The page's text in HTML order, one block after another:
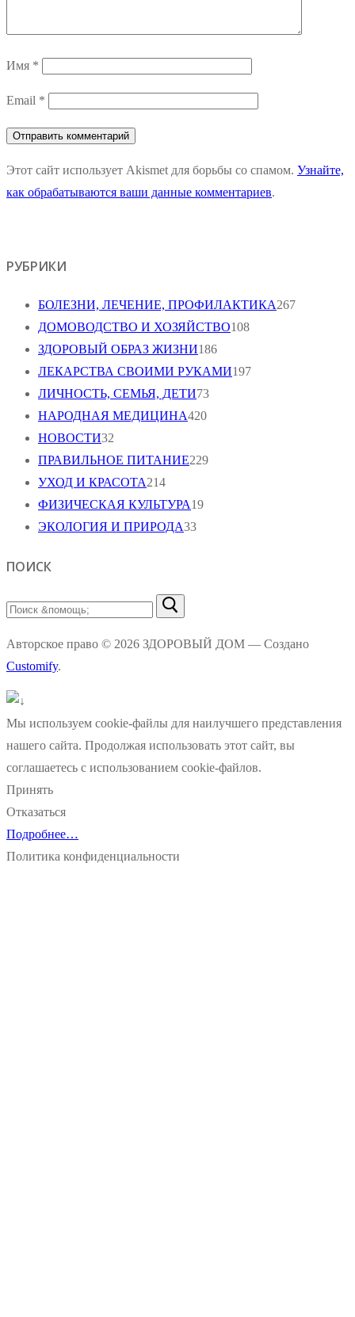
Имя *
Email *
Этот сайт использует Akismet для борьбы со спамом. Узнайте,
как обрабатываются ваши данные комментариев.
РУБРИКИ
БОЛЕЗНИ, ЛЕЧЕНИЕ, ПРОФИЛАКТИКА267
ДОМОВОДСТВО И ХОЗЯЙСТВО108
ЗДОРОВЫЙ ОБРАЗ ЖИЗНИ186
ЛЕКАРСТВА СВОИМИ РУКАМИ197
ЛИЧНОСТЬ, СЕМЬЯ, ДЕТИ73
НАРОДНАЯ МЕДИЦИНА420
НОВОСТИ32
ПРАВИЛЬНОЕ ПИТАНИЕ229
УХОД И КРАСОТА214
ФИЗИЧЕСКАЯ КУЛЬТУРА19
ЭКОЛОГИЯ И ПРИРОДА33
ПОИСК
Найти:
Авторское право © 2026 ЗДОРОВЫЙ ДОМ — Создано
Customify.
Мы используем cookie-файлы для наилучшего представления
нашего сайта. Продолжая использовать этот сайт, вы
соглашаетесь с использованием cookie-файлов.
Принять
Отказаться
Подробнее…
Политика конфиденциальности